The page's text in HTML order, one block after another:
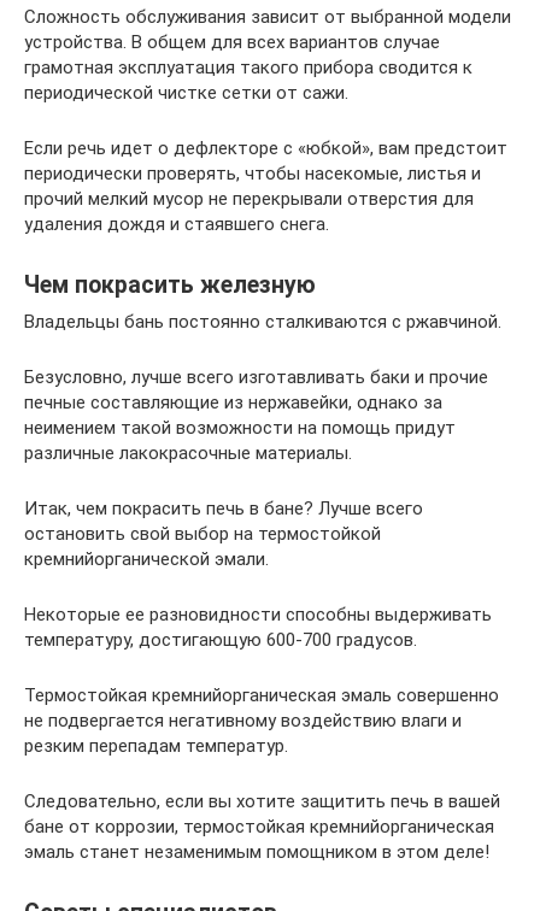
Сложность обслуживания зависит от выбранной модели
устройства. В общем для всех вариантов случае
грамотная эксплуатация такого прибора сводится к
периодической чистке сетки от сажи.
Если речь идет о дефлекторе с «юбкой», вам предстоит
периодически проверять, чтобы насекомые, листья и
прочий мелкий мусор не перекрывали отверстия для
удаления дождя и стаявшего снега.
Чем покрасить железную
Владельцы бань постоянно сталкиваются с ржавчиной.
Безусловно, лучше всего изготавливать баки и прочие
печные составляющие из нержавейки, однако за
неимением такой возможности на помощь придут
различные лакокрасочные материалы.
Итак, чем покрасить печь в бане? Лучше всего
остановить свой выбор на термостойкой
кремнийорганической эмали.
Некоторые ее разновидности способны выдерживать
температуру, достигающую 600-700 градусов.
Термостойкая кремнийорганическая эмаль совершенно
не подвергается негативному воздействию влаги и
резким перепадам температур.
Следовательно, если вы хотите защитить печь в вашей
бане от коррозии, термостойкая кремнийорганическая
эмаль станет незаменимым помощником в этом деле!